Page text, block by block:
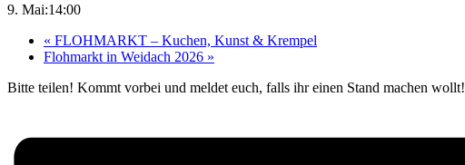
9. Mai:14:00
« FLOHMARKT – Kuchen, Kunst & Krempel
Flohmarkt in Weidach 2026 »
Bitte teilen! Kommt vorbei und meldet euch, falls ihr einen Stand machen wollt!